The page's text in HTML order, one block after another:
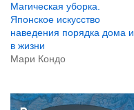
Магическая уборка.
Японское искусство
наведения порядка дома и
в жизни
Мари Кондо